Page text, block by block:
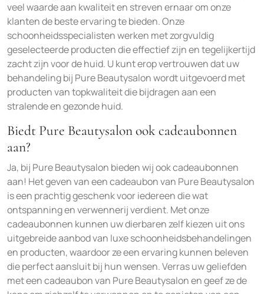
veel waarde aan kwaliteit en streven ernaar om onze
klanten de beste ervaring te bieden. Onze
schoonheidsspecialisten werken met zorgvuldig
geselecteerde producten die effectief zijn en tegelijkertijd
zacht zijn voor de huid. U kunt erop vertrouwen dat uw
behandeling bij Pure Beautysalon wordt uitgevoerd met
producten van topkwaliteit die bijdragen aan een
stralende en gezonde huid.
Biedt Pure Beautysalon ook cadeaubonnen
aan?
Ja, bij Pure Beautysalon bieden wij ook cadeaubonnen
aan! Het geven van een cadeaubon van Pure Beautysalon
is een prachtig geschenk voor iedereen die wat
ontspanning en verwennerij verdient. Met onze
cadeaubonnen kunnen uw dierbaren zelf kiezen uit ons
uitgebreide aanbod van luxe schoonheidsbehandelingen
en producten, waardoor ze een ervaring kunnen beleven
die perfect aansluit bij hun wensen. Verras uw geliefden
met een cadeaubon van Pure Beautysalon en geef ze de